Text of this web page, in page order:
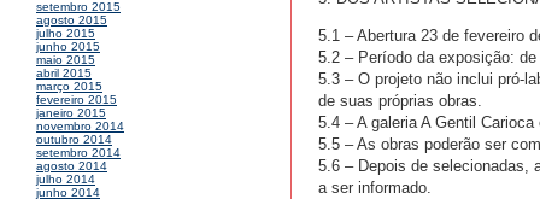
setembro 2015
agosto 2015
julho 2015
junho 2015
maio 2015
abril 2015
março 2015
fevereiro 2015
janeiro 2015
novembro 2014
outubro 2014
setembro 2014
agosto 2014
julho 2014
junho 2014
5.1 – Abertura 23 de fevereiro
5.2 – Período da exposição:
5.3 – O projeto não inclui pró-
de suas próprias obras.
5.4 – A galeria A Gentil
5.5 – As obras poderão ser
5.6 – Depois de selecionadas,
a ser informado.